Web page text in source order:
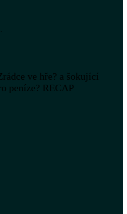
ve hře? a šokující
peníze? RECAP